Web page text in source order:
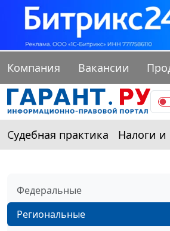
Компания Вакансии
Судебная практика Налоги и
Федеральные
Региональные